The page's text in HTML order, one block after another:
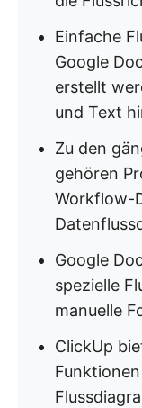
Einfache
Google
erstellt
und Text
Zu den
gehören
Workflow-
Google
spezielle
manuelle
ClickUp